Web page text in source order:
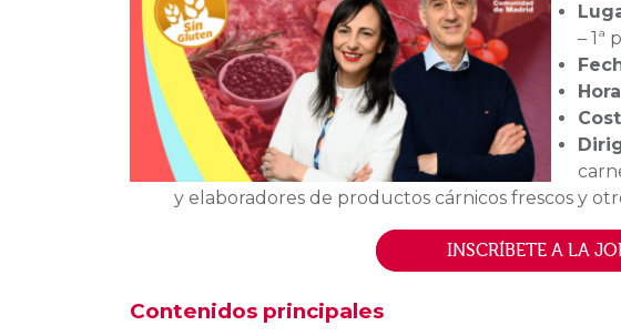
– 1ª
y elaboradores de productos cárnicos frescos y
INSCRÍBETE A LA
Contenidos principales